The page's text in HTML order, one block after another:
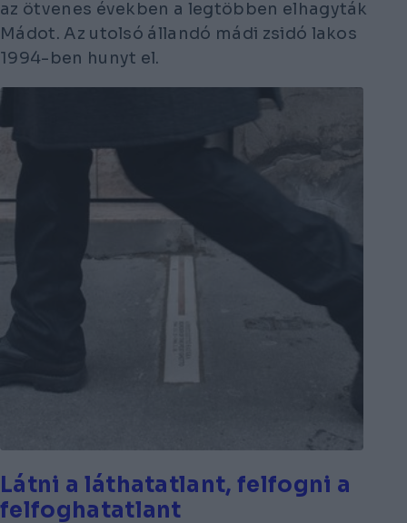
az ötvenes években a legtöbben elhagyták
Mádot. Az utolsó állandó mádi zsidó lakos
1994-ben hunyt el.
Látni a láthatatlant, felfogni a
felfoghatatlant